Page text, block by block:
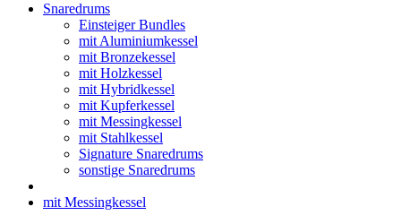
Snaredrums
Einsteiger Bundles
mit Aluminiumkessel
mit Bronzekessel
mit Holzkessel
mit Hybridkessel
mit Kupferkessel
mit Messingkessel
mit Stahlkessel
Signature Snaredrums
sonstige Snaredrums
mit Messingkessel